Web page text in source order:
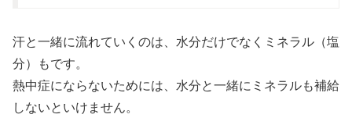
汗と一緒に流れていくのは、水分だけでなくミネラル（塩
分）もです。
熱中症にならないためには、水分と一緒にミネラルも補給
しないといけません。